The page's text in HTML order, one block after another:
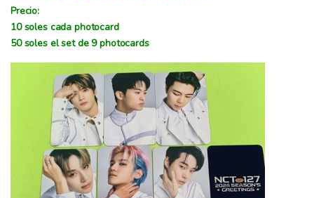
Precio:
10 soles cada photocard
50 soles el set de 9 photocards